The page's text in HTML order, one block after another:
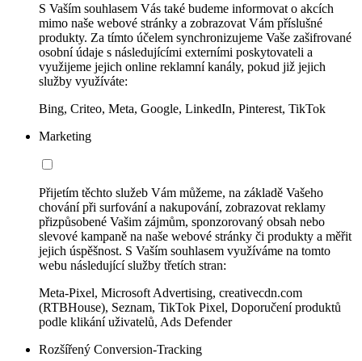
S Vaším souhlasem Vás také budeme informovat o akcích
mimo naše webové stránky a zobrazovat Vám příslušné
produkty. Za tímto účelem synchronizujeme Vaše zašifrované
osobní údaje s následujícími externími poskytovateli a
využijeme jejich online reklamní kanály, pokud již jejich
služby využíváte:
Bing, Criteo, Meta, Google, LinkedIn, Pinterest, TikTok
Marketing
Přijetím těchto služeb Vám můžeme, na základě Vašeho
chování při surfování a nakupování, zobrazovat reklamy
přizpůsobené Vašim zájmům, sponzorovaný obsah nebo
slevové kampaně na naše webové stránky či produkty a měřit
jejich úspěšnost. S Vaším souhlasem využíváme na tomto
webu následující služby třetích stran:
Meta-Pixel, Microsoft Advertising, creativecdn.com
(RTBHouse), Seznam, TikTok Pixel, Doporučení produktů
podle klikání uživatelů, Ads Defender
Rozšířený Conversion-Tracking